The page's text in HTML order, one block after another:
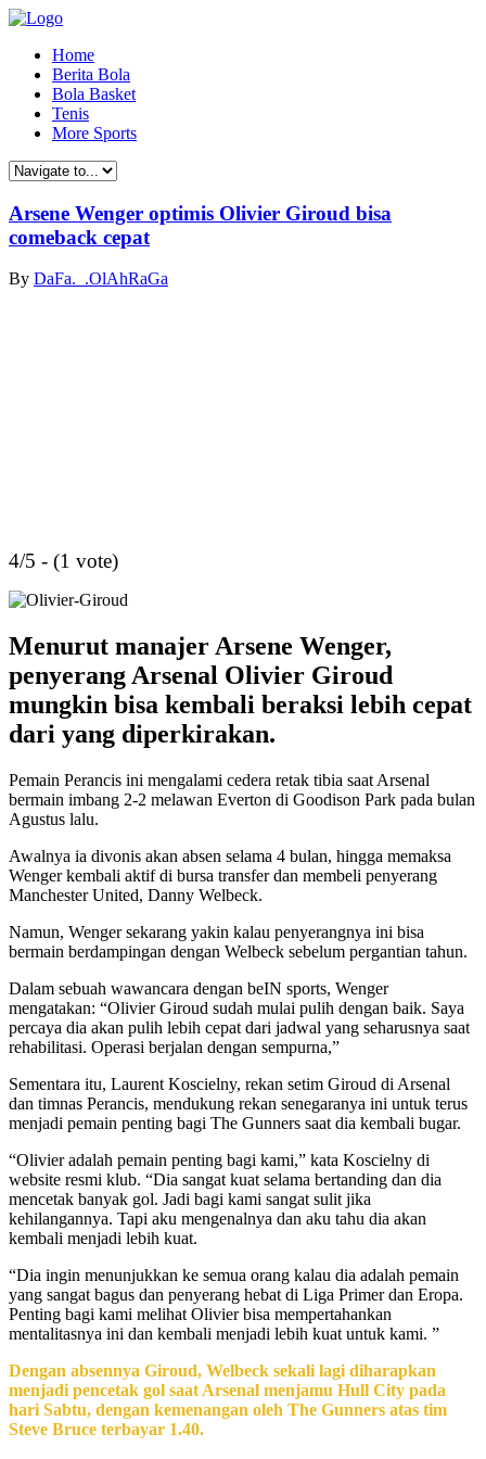
Home
Berita Bola
Bola Basket
Tenis
More Sports
Arsene Wenger optimis Olivier Giroud bisa
comeback cepat
By DaFa._.OlAhRaGa
4/5 - (1 vote)
Menurut manajer Arsene Wenger,
penyerang Arsenal Olivier Giroud
mungkin bisa kembali beraksi lebih cepat
dari yang diperkirakan.
Pemain Perancis ini mengalami cedera retak tibia saat Arsenal
bermain imbang 2-2 melawan Everton di Goodison Park pada bulan
Agustus lalu.
Awalnya ia divonis akan absen selama 4 bulan, hingga memaksa
Wenger kembali aktif di bursa transfer dan membeli penyerang
Manchester United, Danny Welbeck.
Namun, Wenger sekarang yakin kalau penyerangnya ini bisa
bermain berdampingan dengan Welbeck sebelum pergantian tahun.
Dalam sebuah wawancara dengan beIN sports, Wenger
mengatakan: “Olivier Giroud sudah mulai pulih dengan baik. Saya
percaya dia akan pulih lebih cepat dari jadwal yang seharusnya saat
rehabilitasi. Operasi berjalan dengan sempurna,”
Sementara itu, Laurent Koscielny, rekan setim Giroud di Arsenal
dan timnas Perancis, mendukung rekan senegaranya ini untuk terus
menjadi pemain penting bagi The Gunners saat dia kembali bugar.
“Olivier adalah pemain penting bagi kami,” kata Koscielny di
website resmi klub. “Dia sangat kuat selama bertanding dan dia
mencetak banyak gol. Jadi bagi kami sangat sulit jika
kehilangannya. Tapi aku mengenalnya dan aku tahu dia akan
kembali menjadi lebih kuat.
“Dia ingin menunjukkan ke semua orang kalau dia adalah pemain
yang sangat bagus dan penyerang hebat di Liga Primer dan Eropa.
Penting bagi kami melihat Olivier bisa mempertahankan
mentalitasnya ini dan kembali menjadi lebih kuat untuk kami. ”
Dengan absennya Giroud, Welbeck sekali lagi diharapkan
menjadi pencetak gol saat Arsenal menjamu Hull City pada
hari Sabtu, dengan kemenangan oleh The Gunners atas tim
Steve Bruce terbayar 1.40.